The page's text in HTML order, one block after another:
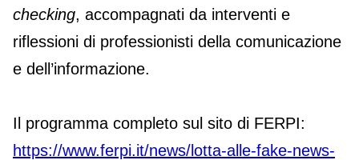
checking, accompagnati da interventi e
riflessioni di professionisti della comunicazione
e dell’informazione.
Il programma completo sul sito di FERPI:
https://www.ferpi.it/news/lotta-alle-fake-news-